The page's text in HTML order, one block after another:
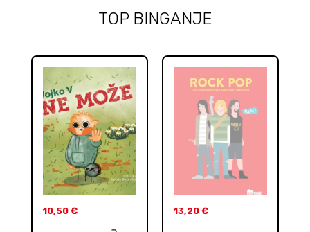
TOP BINGANJE
10,50 € 13,20 €